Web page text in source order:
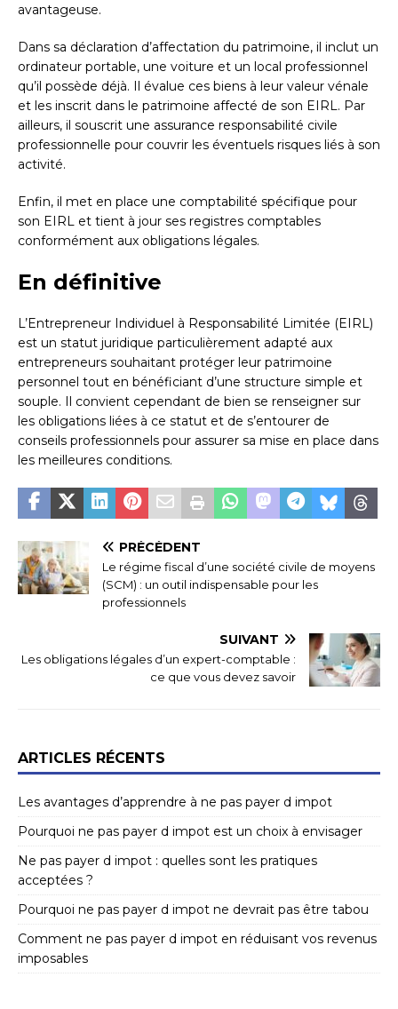
avantageuse.
Dans sa déclaration d’affectation du patrimoine, il inclut un
ordinateur portable, une voiture et un local professionnel
qu’il possède déjà. Il évalue ces biens à leur valeur vénale
et les inscrit dans le patrimoine affecté de son EIRL. Par
ailleurs, il souscrit une assurance responsabilité civile
professionnelle pour couvrir les éventuels risques liés à son
activité.
Enfin, il met en place une comptabilité spécifique pour
son EIRL et tient à jour ses registres comptables
conformément aux obligations légales.
En définitive
L’Entrepreneur Individuel à Responsabilité Limitée (EIRL)
est un statut juridique particulièrement adapté aux
entrepreneurs souhaitant protéger leur patrimoine
personnel tout en bénéficiant d’une structure simple et
souple. Il convient cependant de bien se renseigner sur
les obligations liées à ce statut et de s’entourer de
conseils professionnels pour assurer sa mise en place dans
les meilleures conditions.
PRÉCÉDENT
Le régime fiscal d’une société civile de moyens
(SCM) : un outil indispensable pour les
professionnels
SUIVANT
Les obligations légales d’un expert-comptable :
ce que vous devez savoir
ARTICLES RÉCENTS
Les avantages d’apprendre à ne pas payer d impot
Pourquoi ne pas payer d impot est un choix à envisager
Ne pas payer d impot : quelles sont les pratiques
acceptées ?
Pourquoi ne pas payer d impot ne devrait pas être tabou
Comment ne pas payer d impot en réduisant vos revenus
imposables